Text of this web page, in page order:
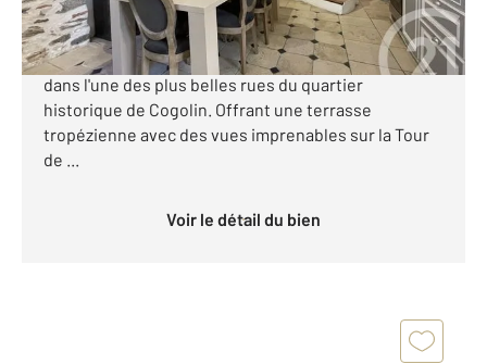
Votre agence Century 21 Cogolin vous propose à la
vente cette magnifique maison de village nichée
dans l'une des plus belles rues du quartier
historique de Cogolin. Offrant une terrasse
tropézienne avec des vues imprenables sur la Tour
de ...
Voir le détail du bien